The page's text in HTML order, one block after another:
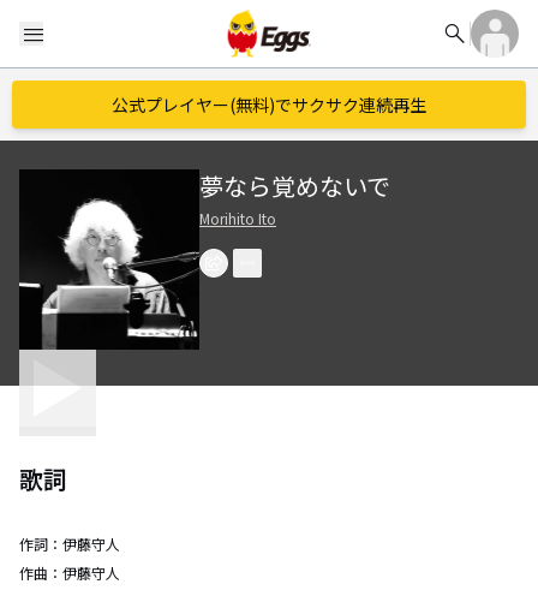
menu search
公式プレイヤー(無料)でサクサク連続再生
夢なら覚めないで
Morihito Ito
歌詞
作詞： 伊藤守人
作曲： 伊藤守人